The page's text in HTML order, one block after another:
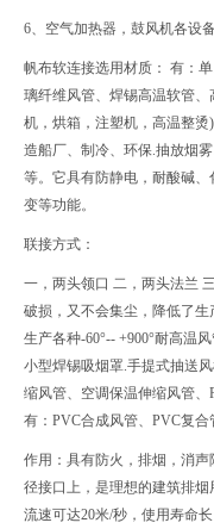
6、空气加热器，鼓风机各设
帆布软连接选用材质： 有：
璃纤维风管、焊锡高温软管
机，烘箱，注塑机，高温整烫
造船厂、制冷、环保.抽放烟
等。它具有防静电，耐酸碱
变等功能。
联接方式：
一，两头领口 二，两头法兰
破损，又不会集尘，降低了生
生产各种-60°-- +900°耐高温
小型焊锡吸烟罩.手提式抽送
缩风管、空调保温伸缩风管
有：PVC合成风管、PVC复合
作用：具有防火，排烟，消
径接口上，是理想的建筑排
流速可达20米/秒，使用寿命